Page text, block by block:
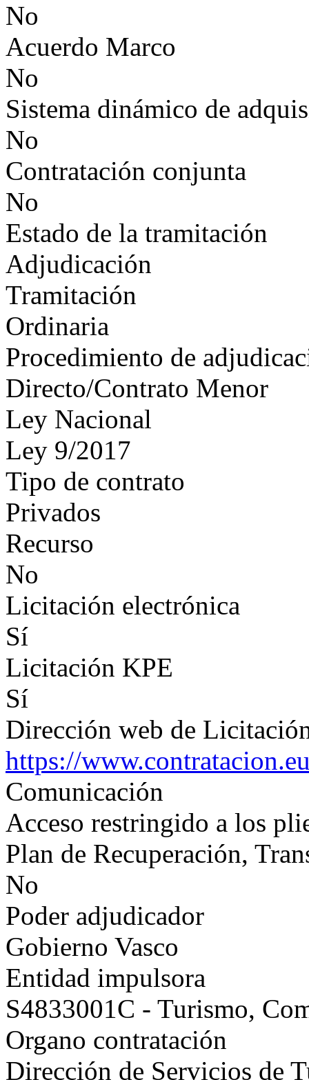
No
Acuerdo Marco
No
Sistema dinámico de
No
Contratación conjunta
No
Estado de la tramitación
Adjudicación
Tramitación
Ordinaria
Procedimiento de
Directo/Contrato Menor
Ley Nacional
Ley 9/2017
Tipo de contrato
Privados
Recurso
No
Licitación electrónica
Sí
Licitación KPE
Sí
Dirección web de
https://
Comunicación
Acceso restringido a los
Plan de Recuperación,
No
Poder adjudicador
Gobierno Vasco
Entidad impulsora
S4833001C - Turismo,
Organo contratación
Dirección de Servicios de